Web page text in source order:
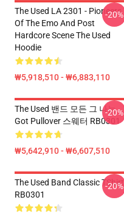
The Used LA 2301 - Pioneers
Of The Emo And Post
Hardcore Scene The Used
Hoodie
₩5,918,510 - ₩6,883,110
-20%
The Used 밴드 모든 그 나는
Got Pullover 스웨터 RB0301
₩5,642,910 - ₩6,607,510
-20%
The Used Band Classic TShirt
RB0301
-20%